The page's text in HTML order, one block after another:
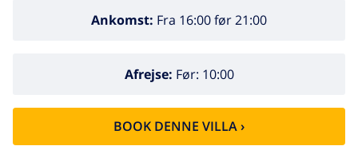
Ankomst: Fra 16:00 før 21:00
Afrejse: Før: 10:00
BOOK DENNE VILLA ›